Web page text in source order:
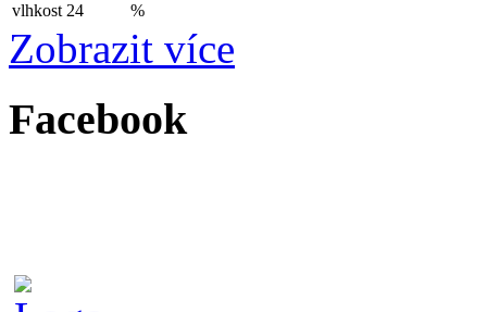
vlhkost 24 %
Zobrazit více
Facebook